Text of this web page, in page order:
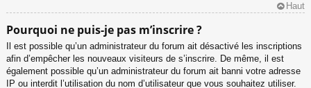
Haut
Pourquoi ne puis-je pas m’inscrire ?
Il est possible qu’un administrateur du forum ait désactivé les inscriptions
afin d’empêcher les nouveaux visiteurs de s’inscrire. De même, il est
également possible qu’un administrateur du forum ait banni votre adresse
IP ou interdit l’utilisation du nom d’utilisateur que vous souhaitez utiliser.